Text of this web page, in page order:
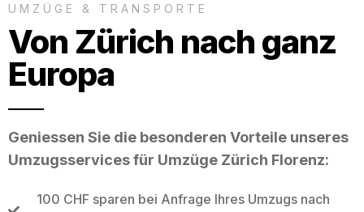
UMZÜGE & TRANSPORTE
Von Zürich nach ganz
Europa
Geniessen Sie die besonderen Vorteile unseres
Umzugsservices für Umzüge Zürich Florenz:
100 CHF sparen bei Anfrage Ihres Umzugs nach